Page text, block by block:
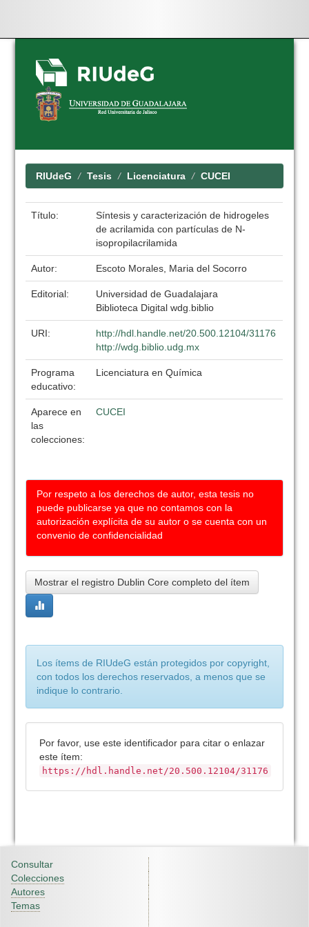
Skip
navigation
RIUdeG Tesis Licenciatura CUCEI
Título:
Síntesis y caracterización de hidrogeles
de acrilamida con partículas de N-
isopropilacrilamida
Autor: Escoto Morales, Maria del Socorro
Editorial:
Universidad de Guadalajara
Biblioteca Digital wdg.biblio
URI:
http://hdl.handle.net/20.500.12104/31176
http://wdg.biblio.udg.mx
Programa
educativo:
Licenciatura en Química
Aparece en
las
colecciones:
CUCEI
Por respeto a los derechos de autor, esta tesis no
puede publicarse ya que no contamos con la
autorización explícita de su autor o se cuenta con un
convenio de confidencialidad
Mostrar el registro Dublin Core completo del ítem
Los ítems de RIUdeG están protegidos por copyright,
con todos los derechos reservados, a menos que se
indique lo contrario.
Por favor, use este identificador para citar o enlazar
este ítem:
https://hdl.handle.net/20.500.12104/31176
Consultar
Colecciones
Autores
Temas